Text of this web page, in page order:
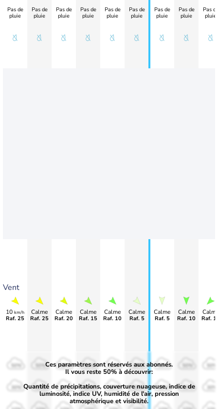
Vent
Pas de
pluie
10 km/h
Raf. 25
Pas de
pluie
Calme
Raf. 25
Pas de
pluie
Calme
Raf. 20
Pas de
pluie
Calme
Raf. 15
Pas de
pluie
Calme
Raf. 10
Pas de
pluie
Calme
Raf. 5
Pas de
pluie
Calme
Raf. 5
Pas de
pluie
Calme
Raf. 10
Pas
pluie
Raf.
50%
30%
50%
30%
50%
30%
50%
30%
50%
30%
50%
30%
50%
30% 30% 30%
Ces paramètres sont réservés aux abonnés.
Il vous reste 50% à découvrir:
Quantité de précipitations, couverture nuageuse, indice de
luminosité, indice UV, humidité de l'air, pression
atmosphérique et visibilité.